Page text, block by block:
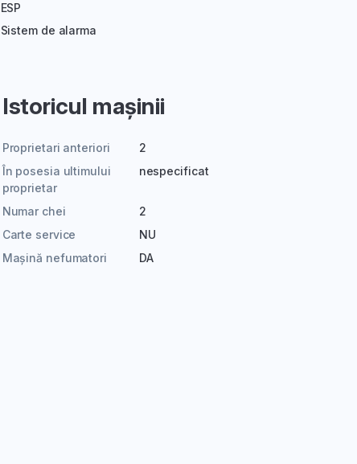
ESP
Sistem de alarma
Istoricul mașinii
Proprietari anteriori
2
În posesia ultimului
proprietar
nespecificat
Numar chei
2
Carte service
NU
Mașină nefumatori
DA